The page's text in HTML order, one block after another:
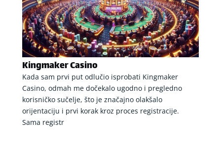
Kingmaker Casino
Kada sam prvi put odlučio isprobati Kingmaker
Casino, odmah me dočekalo ugodno i pregledno
korisničko sučelje, što je značajno olakšalo
orijentaciju i prvi korak kroz proces registracije.
Sama registr